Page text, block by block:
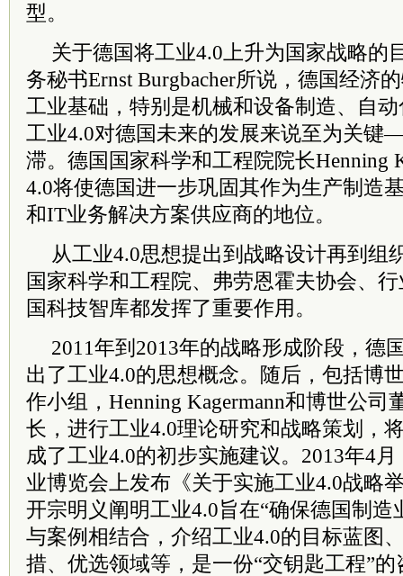
型。
关于德国将工业4.0上升为国家战略的
务秘书Ernst Burgbacher所说，德国经济
工业基础，特别是机械和设备制造、自
工业4.0对德国未来的发展来说至为关
滞。德国国家科学和工程院院长Henning
4.0将使德国进一步巩固其作为生产制造
和IT业务解决方案供应商的地位。
从工业4.0思想提出到战略设计再到组
国家科学和工程院、弗劳恩霍夫协会、
国科技智库都发挥了重要作用。
2011年到2013年的战略形成阶段，德
出了工业4.0的思想概念。随后，包括博
作小组，Henning Kagermann和博世公司
长，进行工业4.0理论研究和战略策划，
成了工业4.0的初步实施建议。2013年4
业博览会上发布《关于实施工业4.0战略
开宗明义阐明工业4.0旨在“确保德国制造
与案例相结合，介绍工业4.0的目标蓝图
措、优选领域等，是一份“交钥匙工程”